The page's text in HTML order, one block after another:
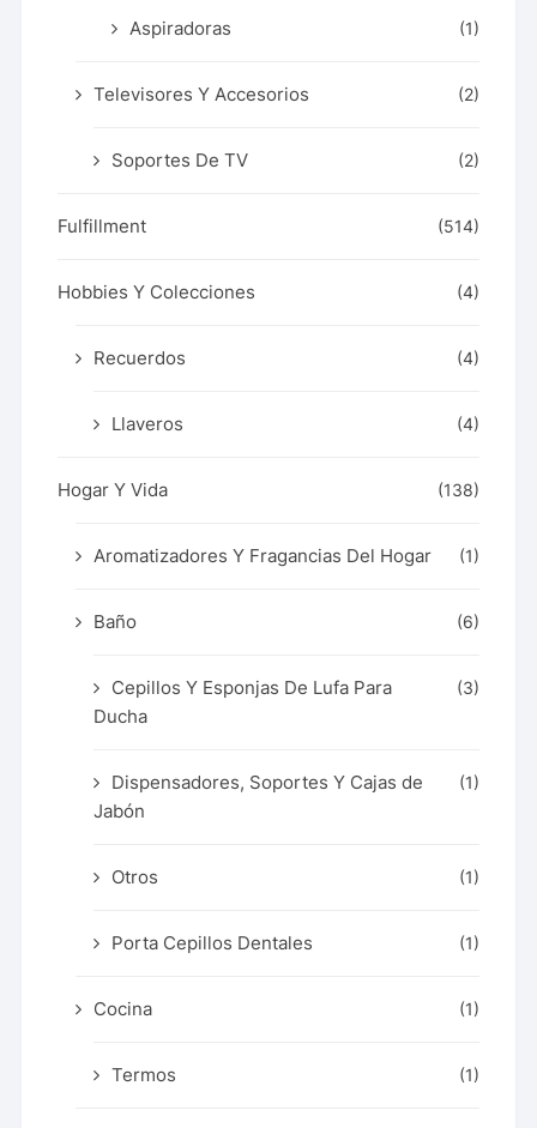
Aspiradoras (1)
Televisores Y Accesorios (2)
Soportes De TV (2)
Fulfillment (514)
Hobbies Y Colecciones (4)
Recuerdos (4)
Llaveros (4)
Hogar Y Vida (138)
Aromatizadores Y Fragancias Del Hogar (1)
Baño (6)
Cepillos Y Esponjas De Lufa Para
Ducha
(3)
Dispensadores, Soportes Y Cajas de
Jabón
(1)
Otros (1)
Porta Cepillos Dentales (1)
Cocina (1)
Termos (1)